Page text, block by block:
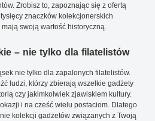
Zrobisz to, zapoznając się z ofertą
znaczków kolekcjonerskich
swoją wartość historyczną.
– nie tylko dla filatelistów
nie tylko dla zapalonych filatelistów.
ludzi, którzy zbierają wszelkie gadżety
czy jakimkolwiek zjawiskiem kultury.
i na cześć wielu postaciom. Dlatego
kolekcji gadżetów związanych z Twoją